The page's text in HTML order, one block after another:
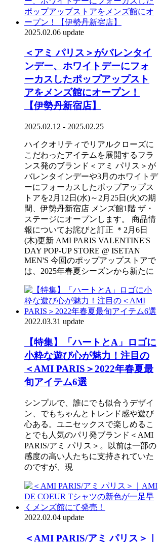
2025.02.06 update
＜アミ パリス＞がバレンタイ
ンデー、ホワイトデーにフォ
ーカスしたポップアップスト
アをメンズ館にオープン！
【伊勢丹新宿店】
2025.02.12 - 2025.02.25
ハイクオリティでリアルクローズに
こだわったアイテムを展開するフラ
ンス発のブランド＜アミ パリス＞が
バレンタインデーや3月のホワイトデ
ーにフォーカスしたポップアップス
トアを2月12日(水)～2月25日(火)の期
間、伊勢丹新宿店 メンズ館1階 ザ・
ステージにオープンします。 商品情
報についてお詫びと訂正 ＊2月6日
(木)更新 AMI PARIS VALENTINE'S
DAY POP-UP STORE @ ISETAN
MEN'S 今回のポップアップストアで
は、2025年春夏シーズンから新たに
2022.03.31 update
【特集】「ハートとA」ロゴに
小粋な遊び心が魅力！注目の
＜AMI PARIS＞2022年春夏最
旬アイテム6選
シンプルで、誰にでも似合うデザイ
ン、でもちゃんとトレンド感や遊び
心ある。ユニセックスで楽しめるこ
とでも人気のパリ発ブランド＜AMI
PARIS/アミ パリス＞。以前は一部の
感度の高い人たちに支持されていた
のですが、現
2022.02.04 update
＜AMI PARIS/アミ パリス＞｜